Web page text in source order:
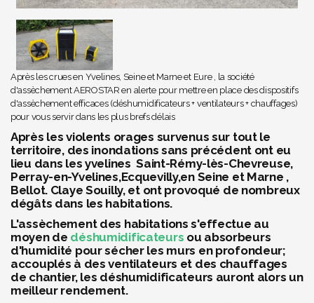
Après les crues en Yvelines, Seine et Marne et Eure , la société
d'assèchement AEROSTAR en alerte pour mettre en place des dispositifs
d'assèchement efficaces (déshumidificateurs + ventilateurs + chauffages)
pour vous servir dans les plus brefs délais
Après les violents orages survenus sur tout le
territoire, des inondations sans précédent ont eu
lieu dans les yvelines Saint-Rémy-lès-Chevreuse,
Perray-en-Yvelines,Ecquevilly,en Seine et Marne ,
Bellot. Claye Souilly, et ont provoqué de nombreux
dégâts dans les habitations.
L'assèchement des habitations s'effectue au
moyen de déshumidificateurs ou absorbeurs
d'humidité pour sécher les murs en profondeur;
accouplés à des ventilateurs et des chauffages
de chantier, les déshumidificateurs auront alors un
meilleur rendement.